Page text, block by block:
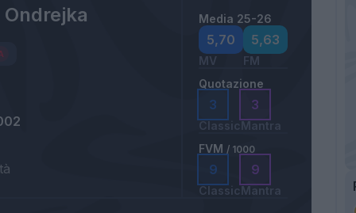
Media 25-26
5,70
MV
5,63
FM
Quotazione
3
Classic
3
Mantra
FVM / 1000
9
Classic
9
Mantra